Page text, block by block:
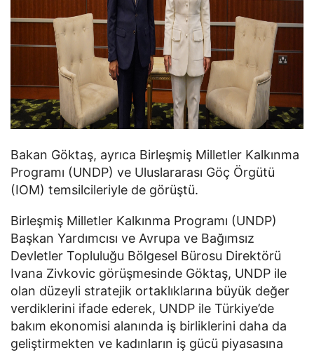
Bakan Göktaş, ayrıca Birleşmiş Milletler Kalkınma
Programı (UNDP) ve Uluslararası Göç Örgütü
(IOM) temsilcileriyle de görüştü.
Birleşmiş Milletler Kalkınma Programı (UNDP)
Başkan Yardımcısı ve Avrupa ve Bağımsız
Devletler Topluluğu Bölgesel Bürosu Direktörü
Ivana Zivkovic görüşmesinde Göktaş, UNDP ile
olan düzeyli stratejik ortaklıklarına büyük değer
verdiklerini ifade ederek, UNDP ile Türkiye’de
bakım ekonomisi alanında iş birliklerini daha da
geliştirmekten ve kadınların iş gücü piyasasına